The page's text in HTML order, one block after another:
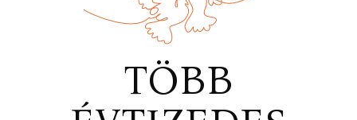
TÖBB